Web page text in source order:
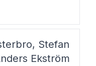
per mottagare.
Stefan
Ekström